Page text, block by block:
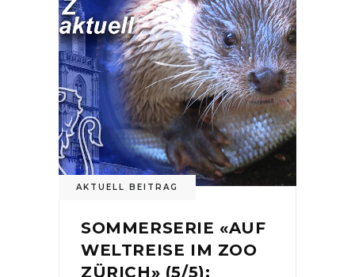
AKTUELL BEITRAG
SOMMERSERIE «AUF
WELTREISE IM ZOO
ZÜRICH» (5/5):